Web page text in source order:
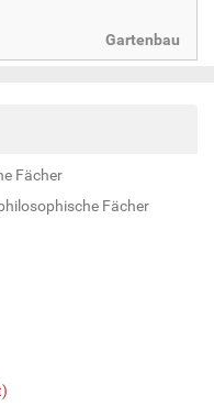
Gartenbau
Fächer
Fächer